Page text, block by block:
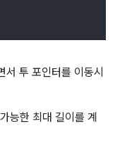
투 포인터를 이동시
능한 최대 길이를 계